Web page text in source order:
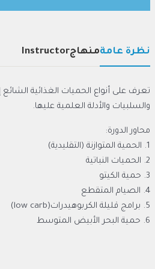
نظرة عامةمنهاجInstructor
تعرف على أنواع الحميات الغذائية الشائع
والسلبيات والأدلة العلمية عليها.
محاور الدورة:
1. الحمية المتوازنة (التقليدية)
2. الحميات النباتية
3. حمية الكيتو
4. الصيام المتقطع
5. ⁠برامج قليلة الكربوهيدرات(low carb)
6. ⁠حمية البحر الأبيض المتوسط